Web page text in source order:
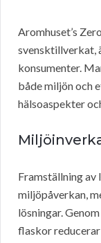
Aromhuset’s
svensktillverkat,
konsumenter.
både miljön och
hälsoaspekter
Framställning
miljöpåverkan,
lösningar.
flaskor